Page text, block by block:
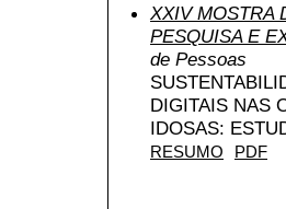
XXIV MOSTRA
PESQUISA E
de Pessoas
DIGITAIS NAS
IDOSAS:
RESUMO PDF